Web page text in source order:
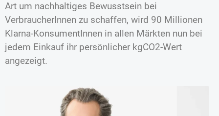
Art um nachhaltiges Bewusstsein bei
VerbraucherInnen zu schaffen, wird 90 Millionen
Klarna-KonsumentInnen in allen Märkten nun bei
jedem Einkauf ihr persönlicher kgCO2-Wert
angezeigt.